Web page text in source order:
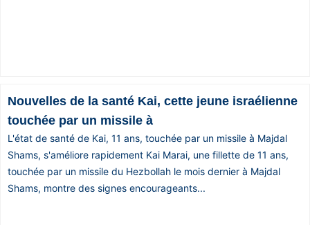
Nouvelles de la santé Kai, cette jeune israélienne
touchée par un missile à
L'état de santé de Kai, 11 ans, touchée par un missile à Majdal
Shams, s'améliore rapidement Kai Marai, une fillette de 11 ans,
touchée par un missile du Hezbollah le mois dernier à Majdal
Shams, montre des signes encourageants...